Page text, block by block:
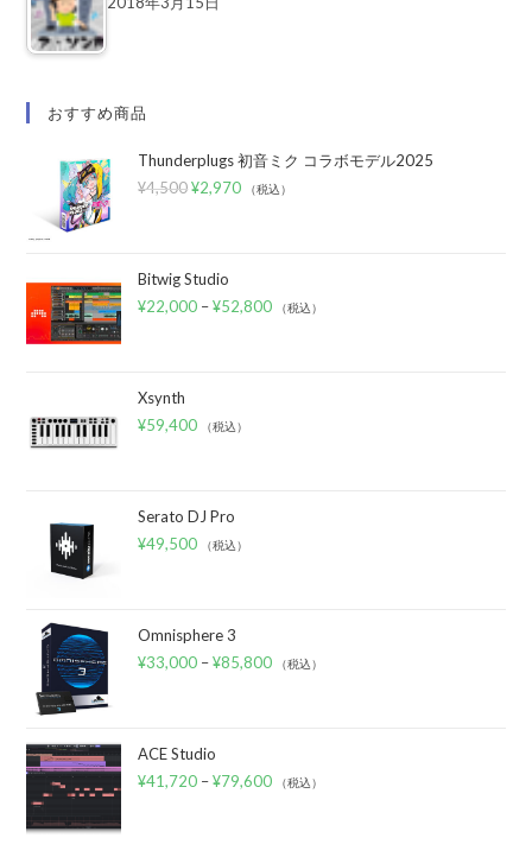
おすすめ商品
Thunderplugs 初音ミク コラボモデル2025
¥4,500 ¥2,970 （税込）
Bitwig Studio
¥22,000 –¥52,800 （税込）
Xsynth
¥59,400 （税込）
Serato DJ Pro
¥49,500 （税込）
Omnisphere 3
¥33,000 –¥85,800 （税込）
ACE Studio
¥41,720 –¥79,600 （税込）